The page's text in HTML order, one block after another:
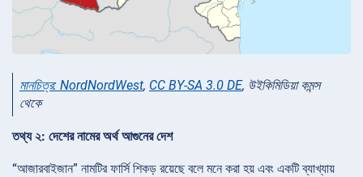
মানচিত্র: NordNordWest, CC BY-SA 3.0 DE, উইকিমিডিয়া কমন্স
থেকে
তথ্য ২: দেশের নামের অর্থ আগুনের দেশ
“আজারবাইজান” নামটির ফার্সি শিকড় রয়েছে বলে মনে করা হয় এবং একটি ব্যাখ্যায়